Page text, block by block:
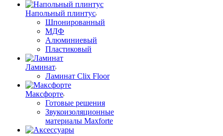
Напольный плинтус
Шпонированный
МДФ
Алюминиевый
Пластиковый
Ламинат
Ламинат Clix Floor
Максфорте
Готовые решения
Звукоизоляционные
материалы Maxforte